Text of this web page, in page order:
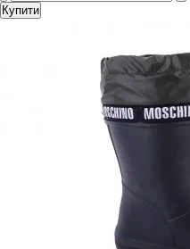
Купити